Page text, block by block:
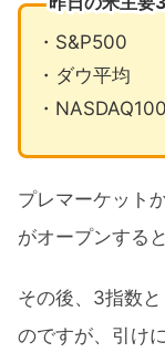
・S&P500
・ダウ平
・
プレマーケット
がオープンする
その後、3指数
のですが、引け